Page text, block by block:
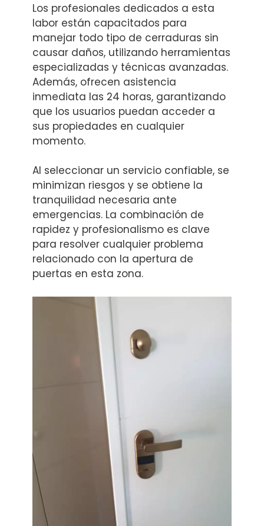
Los profesionales dedicados a esta
labor están capacitados para
manejar todo tipo de cerraduras sin
causar daños, utilizando herramientas
especializadas y técnicas avanzadas.
Además, ofrecen asistencia
inmediata las 24 horas, garantizando
que los usuarios puedan acceder a
sus propiedades en cualquier
momento.
Al seleccionar un servicio confiable, se
minimizan riesgos y se obtiene la
tranquilidad necesaria ante
emergencias. La combinación de
rapidez y profesionalismo es clave
para resolver cualquier problema
relacionado con la apertura de
puertas en esta zona.